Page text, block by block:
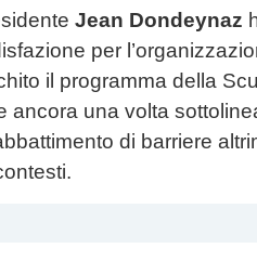
Jean Dondeynaz
per
il programma della
ancora una volta
di barriere